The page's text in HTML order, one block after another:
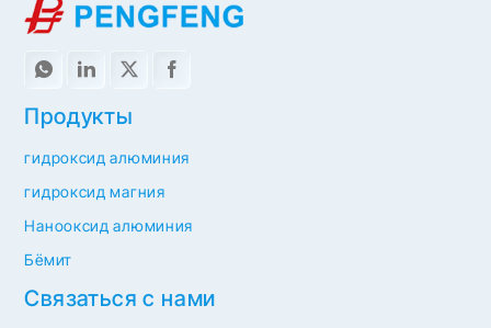
Связаться с нами
Продукты
гидроксид алюминия
гидроксид магния
Нанооксид алюминия
Бёмит